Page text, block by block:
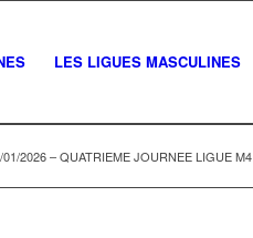
LES LIGUES MASCULINES
01/2026 – QUATRIEME JOURNEE LIGUE M4